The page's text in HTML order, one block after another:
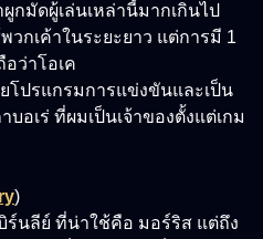
มัดผู้เล่นเหล่านี้มากเกินไป
กเค้าในระยะยาว แต่การมี 1
ว่าโอเค
โปรแกรมการแข่งขันและเป็น
อเร่ ที่ผมเป็นเจ้าของตั้งแต่เกม
)
ร์นลีย์ ที่น่าใช้คือ มอร์ริส แต่ถึง